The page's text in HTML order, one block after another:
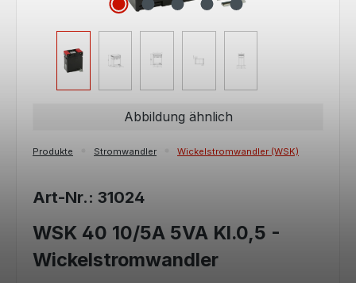
Abbildung ähnlich
Produkte Stromwandler Wickelstromwandler (WSK)
Art-Nr.: 31024
WSK 40 10/5A 5VA Kl.0,5 -
Wickelstromwandler